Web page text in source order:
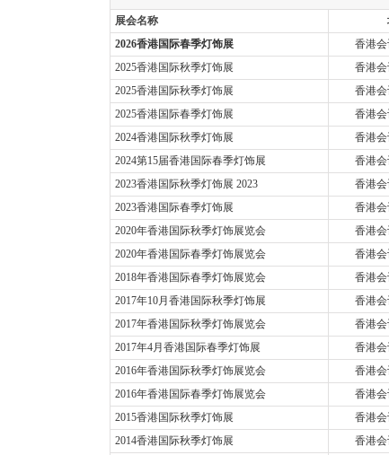
展会名称
2026香港国际春季灯饰展
香港
2025香港国际秋季灯饰展
香港
2025香港国际秋季灯饰展
香港
2025香港国际春季灯饰展
香港
2024香港国际秋季灯饰展
香港
2024第15届香港国际春季灯饰展
香港
2023香港国际秋季灯饰展 2023
香港
2023香港国际春季灯饰展
香港
2020年香港国际秋季灯饰展览会
香港
2020年香港国际春季灯饰展览会
香港
2018年香港国际春季灯饰展览会
香港
2017年10月香港国际秋季灯饰展
香港
2017年香港国际秋季灯饰展览会
香港
2017年4月香港国际春季灯饰展
香港
2016年香港国际秋季灯饰展览会
香港
2016年香港国际春季灯饰展览会
香港
2015香港国际秋季灯饰展
香港
2014香港国际秋季灯饰展
香港